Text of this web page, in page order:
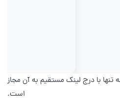
با درج لینک مستقیم به آن مجاز
است.